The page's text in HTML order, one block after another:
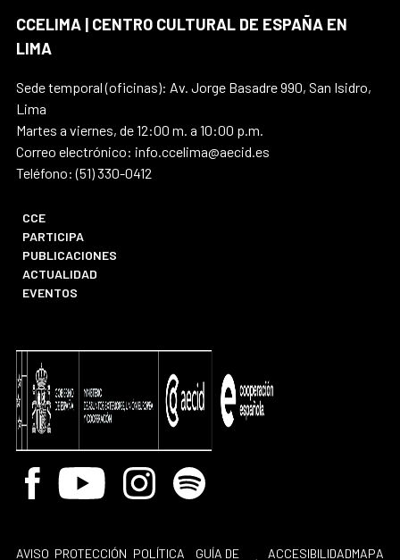
CCELIMA | CENTRO CULTURAL DE ESPAÑA EN
LIMA
Sede temporal (oficinas): Av. Jorge Basadre 990, San Isidro,
Lima
Martes a viernes, de 12:00 m. a 10:00 p.m.
Correo electrónico: info.ccelima@aecid.es
Teléfono: (51) 330-0412
CCE
PARTICIPA
PUBLICACIONES
ACTUALIDAD
EVENTOS
Facebook
Youtube InstagramSpotify
AVISO PROTECCIÓN POLÍTICA
GUÍA DE
ACCESIBILIDADMAPA